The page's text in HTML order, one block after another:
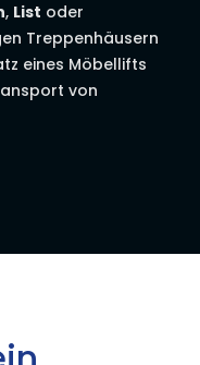
, List oder
Treppenhäusern
eines Möbellifts
von